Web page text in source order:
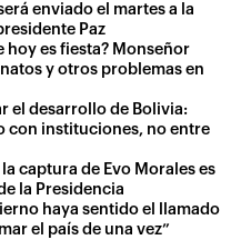
enviado el martes a la
Paz
hoy es fiesta? Monseñor
y otros problemas en
el desarrollo de Bolivia:
con instituciones, no entre
captura de Evo Morales es
la Presidencia
haya sentido el llamado
el país de una vez”